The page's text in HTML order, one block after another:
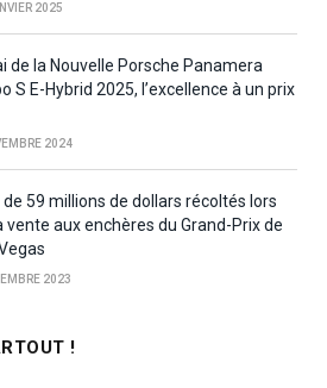
2025
de la Nouvelle Porsche Panamera
S E-Hybrid 2025, l’excellence à un prix
2024
de 59 millions de dollars récoltés lors
vente aux enchères du Grand-Prix de
2023
!